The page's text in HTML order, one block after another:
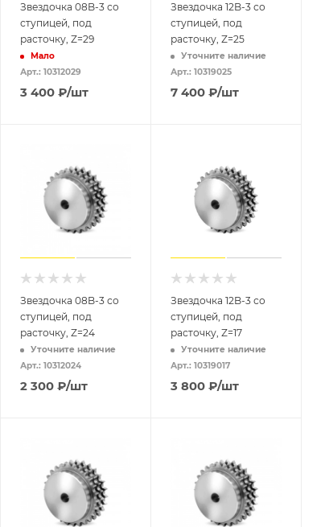
Звездочка 08B-3 со
ступицей, под
расточку, Z=29
Мало
Арт.: 10312029
3 400 ₽/шт
Звездочка 12B-3 со
ступицей, под
расточку, Z=25
Уточните наличие
Арт.: 10319025
7 400 ₽/шт
Звездочка 08B-3 со
ступицей, под
расточку, Z=24
Уточните наличие
Арт.: 10312024
2 300 ₽/шт
Звездочка 12B-3 со
ступицей, под
расточку, Z=17
Уточните наличие
Арт.: 10319017
3 800 ₽/шт